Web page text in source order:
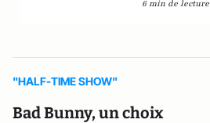
6 min de lecture
"HALF-TIME SHOW"
Bad Bunny, un choix